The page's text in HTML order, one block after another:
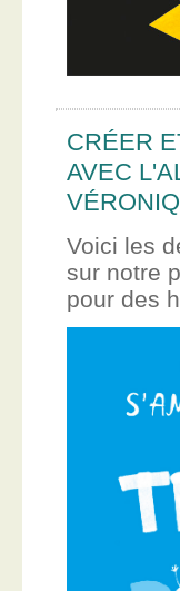
CRÉER
AVEC
Voici les
sur notre
pour des